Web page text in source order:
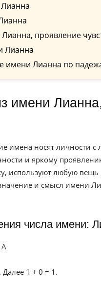
проявление
Лианна
имени Лианна по
имена носят личности
и яркому
используют любую
и смысл имени
числа имени:
А
1 + 0 = 1.